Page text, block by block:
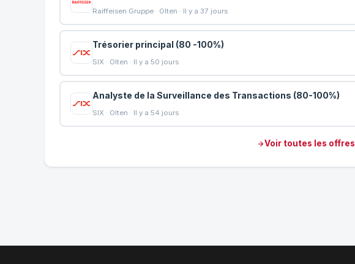
Raiffeisen Gruppe · Olten · Il y a 37 jours
Trésorier principal (80 -100%)
SIX · Olten · Il y a 50 jours
Analyste de la Surveillance des Transactions (80-100%)
SIX · Olten · Il y a 54 jours
Voir toutes les offres